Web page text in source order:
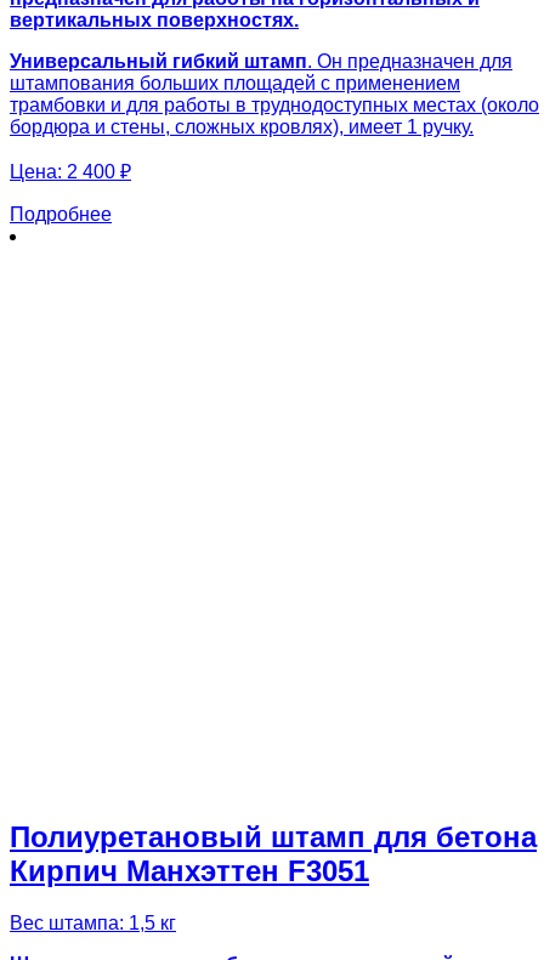
вертикальных поверхностях.
Универсальный гибкий штамп. Он предназначен для
штампования больших площадей с применением
трамбовки и для работы в труднодоступных местах (около
бордюра и стены, сложных кровлях), имеет 1 ручку.
Цена: 2 400 ₽
Подробнее
Полиуретановый штамп для бетона
Кирпич Манхэттен F3051
Вес штампа: 1,5 кг